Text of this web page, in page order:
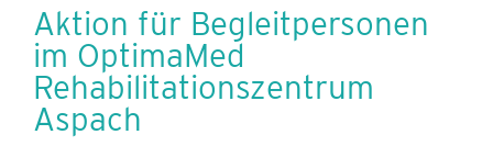
ANGEBOTE
KARRIERE
Aktion für Begleitpersonen
im OptimaMed
Rehabilitationszentrum
Aspach